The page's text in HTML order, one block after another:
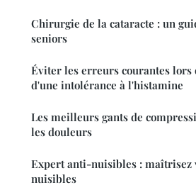
Chirurgie de la cataracte : un
seniors
Éviter les erreurs courantes lors
d'une intolérance à l'histamine
Les meilleurs gants de
les douleurs
Expert anti-nuisibles : maîtrisez
nuisibles